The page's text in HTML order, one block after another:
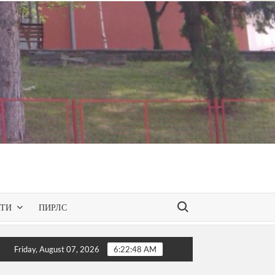
ПИРЛС
Search for:
Spaces – презентирана одобрената програма за
Friday, August 07, 2026 6:22:49 AM